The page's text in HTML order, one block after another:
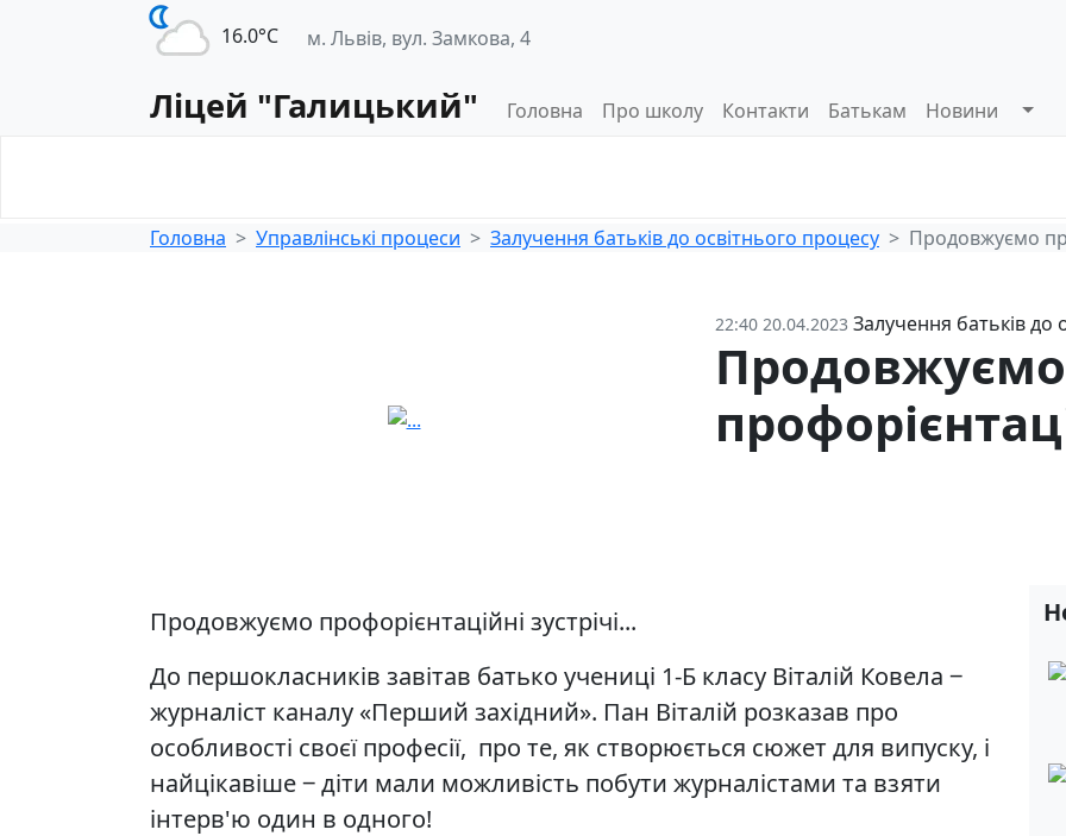
16.0°С м. Львів, вул. Замкова, 4
Ліцей "Галицький" Головна Про школу Контакти Батькам
Новини
Головна
Управлінські процеси Залучення батьків до освітнього процесу Продовжуємо
22:40 20.04.2023 Залучення батьків до
Продовжуємо
Продовжуємо профорієнтаційні зустрічі...
До першокласників завітав батько учениці 1-Б класу Віталій Ковела ‒
журналіст каналу «Перший західний». Пан Віталій розказав про
особливості своєї професії, про те, як створюється сюжет для випуску, і
найцікавіше ‒ діти мали можливість побути журналістами та взяти
інтерв'ю один в одного!